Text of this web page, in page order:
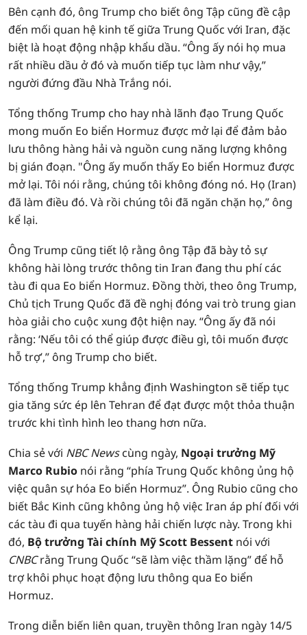
Bên cạnh đó, ông Trump cho biết ông Tập cũng đề cập
đến mối quan hệ kinh tế giữa Trung Quốc với Iran, đặc
biệt là hoạt động nhập khẩu dầu. “Ông ấy nói họ mua
rất nhiều dầu ở đó và muốn tiếp tục làm như vậy,”
người đứng đầu Nhà Trắng nói.
Tổng thống Trump cho hay nhà lãnh đạo Trung Quốc
mong muốn Eo biển Hormuz được mở lại để đảm bảo
lưu thông hàng hải và nguồn cung năng lượng không
bị gián đoạn. "Ông ấy muốn thấy Eo biển Hormuz được
mở lại. Tôi nói rằng, chúng tôi không đóng nó. Họ (Iran)
đã làm điều đó. Và rồi chúng tôi đã ngăn chặn họ,” ông
kể lại.
Ông Trump cũng tiết lộ rằng ông Tập đã bày tỏ sự
không hài lòng trước thông tin Iran đang thu phí các
tàu đi qua Eo biển Hormuz. Đồng thời, theo ông Trump,
Chủ tịch Trung Quốc đã đề nghị đóng vai trò trung gian
hòa giải cho cuộc xung đột hiện nay. “Ông ấy đã nói
rằng: ‘Nếu tôi có thể giúp được điều gì, tôi muốn được
hỗ trợ’,” ông Trump cho biết.
Tổng thống Trump khẳng định Washington sẽ tiếp tục
gia tăng sức ép lên Tehran để đạt được một thỏa thuận
trước khi tình hình leo thang hơn nữa.
Chia sẻ với NBC Newscùng ngày, Ngoại trưởng Mỹ
Marco Rubio nói rằng “phía Trung Quốc không ủng hộ
việc quân sự hóa Eo biển Hormuz”. Ông Rubio cũng cho
biết Bắc Kinh cũng không ủng hộ việc Iran áp phí đối với
các tàu đi qua tuyến hàng hải chiến lược này. Trong khi
đó, Bộ trưởng Tài chính Mỹ Scott Bessent nói với
CNBCrằng Trung Quốc “sẽ làm việc thầm lặng” để hỗ
trợ khôi phục hoạt động lưu thông qua Eo biển
Hormuz.
Trong diễn biến liên quan, truyền thông Iran ngày 14/5